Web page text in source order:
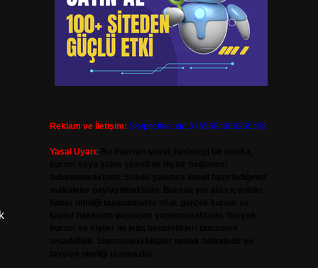
Reklam ve İletişim: Skype: live:.cid.575569c608265c69
Yasal Uyarı: